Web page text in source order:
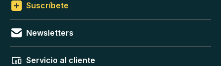
Suscríbete
Newsletters
Servicio al cliente